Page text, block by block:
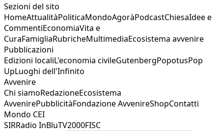
Sezioni del sito
HomeAttualitàPoliticaMondoAgoràPodcastChiesaIdee e
CommentiEconomiaVita e
CuraFamigliaRubricheMultimediaEcosistema avvenire
Pubblicazioni
Edizioni localiL'economia civileGutenbergPopotusPop
UpLuoghi dell'Infinito
Avvenire
Chi siamoRedazioneEcosistema
AvvenirePubblicitàFondazione AvvenireShopContatti
Mondo CEI
SIRRadio InBluTV2000FISC